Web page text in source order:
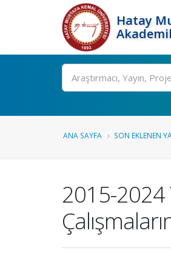
Hatay
Ara
ANA SAYFA SON EKLENEN
2015-2024